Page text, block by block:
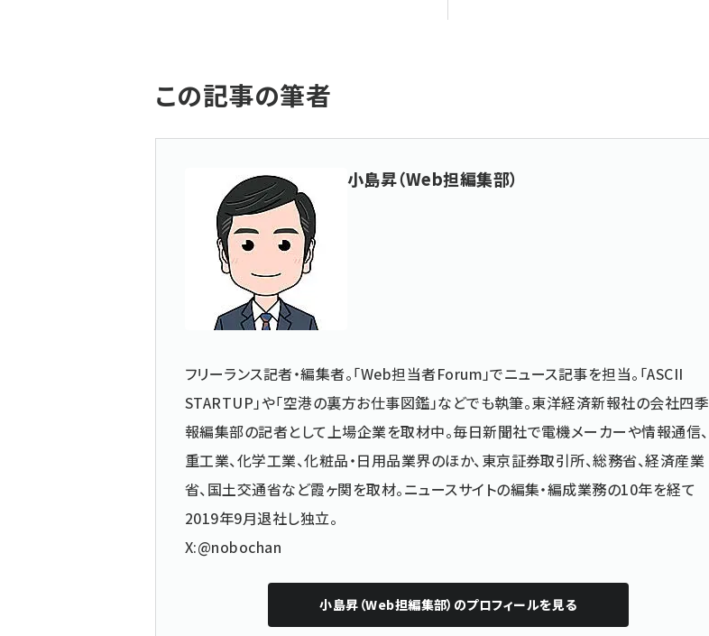
この記事の筆者
小島昇（Web担編集部）
フリーランス記者・編集者。「Web担当者Forum」でニュース記事を担当。「ASCII
STARTUP」や「空港の裏方お仕事図鑑」などでも執筆。東洋経済新報社の会社四季
報編集部の記者として上場企業を取材中。毎日新聞社で電機メーカーや情報通信、
重工業、化学工業、化粧品・日用品業界のほか、東京証券取引所、総務省、経済産業
省、国土交通省など霞ヶ関を取材。ニュースサイトの編集・編成業務の10年を経て
2019年9月退社し独立。
X:@nobochan
小島昇（Web担編集部） のプロフィールを見る